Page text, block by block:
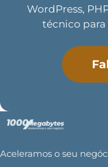
WordPress,
técnico
Aceleramos o seu